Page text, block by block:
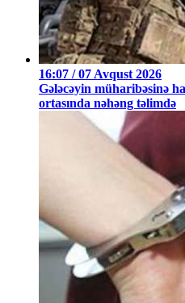
16:07 / 07 Avqust 2026
Gələcəyin müharibəsinə
ortasında nəhəng təlimdə